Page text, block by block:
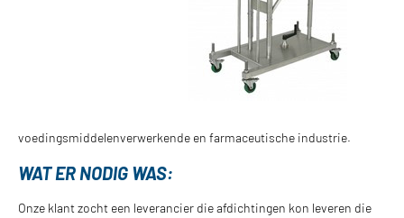
voedingsmiddelenverwerkende en farmaceutische industrie.
WAT ER NODIG WAS:
Onze klant zocht een leverancier die afdichtingen kon leveren die